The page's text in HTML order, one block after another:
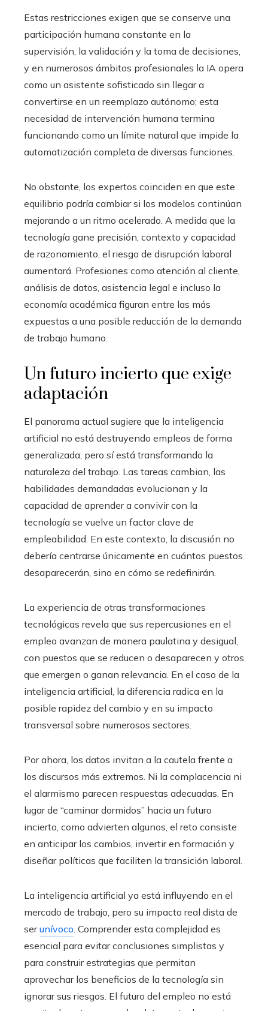
Estas restricciones exigen que se conserve una
participación humana constante en la
supervisión, la validación y la toma de decisiones,
y en numerosos ámbitos profesionales la IA opera
como un asistente sofisticado sin llegar a
convertirse en un reemplazo autónomo; esta
necesidad de intervención humana termina
funcionando como un límite natural que impide la
automatización completa de diversas funciones.
No obstante, los expertos coinciden en que este
equilibrio podría cambiar si los modelos continúan
mejorando a un ritmo acelerado. A medida que la
tecnología gane precisión, contexto y capacidad
de razonamiento, el riesgo de disrupción laboral
aumentará. Profesiones como atención al cliente,
análisis de datos, asistencia legal e incluso la
economía académica figuran entre las más
expuestas a una posible reducción de la demanda
de trabajo humano.
Un futuro incierto que exige
adaptación
El panorama actual sugiere que la inteligencia
artificial no está destruyendo empleos de forma
generalizada, pero sí está transformando la
naturaleza del trabajo. Las tareas cambian, las
habilidades demandadas evolucionan y la
capacidad de aprender a convivir con la
tecnología se vuelve un factor clave de
empleabilidad. En este contexto, la discusión no
debería centrarse únicamente en cuántos puestos
desaparecerán, sino en cómo se redefinirán.
La experiencia de otras transformaciones
tecnológicas revela que sus repercusiones en el
empleo avanzan de manera paulatina y desigual,
con puestos que se reducen o desaparecen y otros
que emergen o ganan relevancia. En el caso de la
inteligencia artificial, la diferencia radica en la
posible rapidez del cambio y en su impacto
transversal sobre numerosos sectores.
Por ahora, los datos invitan a la cautela frente a
los discursos más extremos. Ni la complacencia ni
el alarmismo parecen respuestas adecuadas. En
lugar de “caminar dormidos” hacia un futuro
incierto, como advierten algunos, el reto consiste
en anticipar los cambios, invertir en formación y
diseñar políticas que faciliten la transición laboral.
La inteligencia artificial ya está influyendo en el
mercado de trabajo, pero su impacto real dista de
serunívoco. Comprender esta complejidad es
esencial para evitar conclusiones simplistas y
para construir estrategias que permitan
aprovechar los beneficios de la tecnología sin
ignorar sus riesgos. El futuro del empleo no está